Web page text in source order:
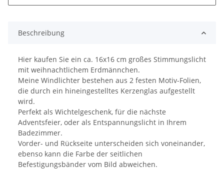
Beschreibung
Hier kaufen Sie ein ca. 16x16 cm großes Stimmungslicht
mit weihnachtlichem Erdmännchen.
Meine Windlichter bestehen aus 2 festen Motiv-Folien,
die durch ein hineingestelltes Kerzenglas aufgestellt
wird.
Perfekt als Wichtelgeschenk, für die nächste
Adventsfeier, oder als Entspannungslicht in Ihrem
Badezimmer.
Vorder- und Rückseite unterscheiden sich voneinander,
ebenso kann die Farbe der seitlichen
Befestigungsbänder vom Bild abweichen.